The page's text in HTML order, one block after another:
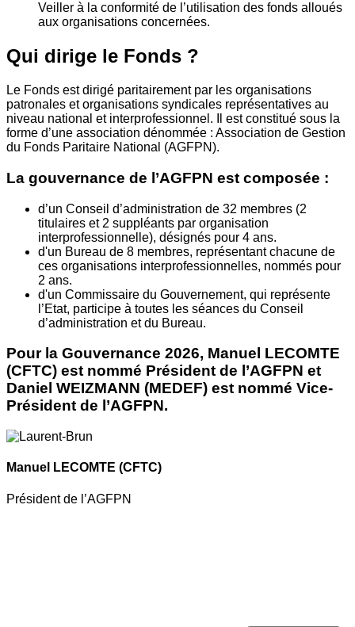
Veiller à la conformité de l’utilisation des fonds alloués
aux organisations concernées.
Qui dirige le Fonds ?
Le Fonds est dirigé paritairement par les organisations
patronales et organisations syndicales représentatives au
niveau national et interprofessionnel. Il est constitué sous la
forme d’une association dénommée : Association de Gestion
du Fonds Paritaire National (AGFPN).
La gouvernance de l’AGFPN est composée :
d’un Conseil d’administration de 32 membres (2
titulaires et 2 suppléants par organisation
interprofessionnelle), désignés pour 4 ans.
d'un Bureau de 8 membres, représentant chacune de
ces organisations interprofessionnelles, nommés pour
2 ans.
d'un Commissaire du Gouvernement, qui représente
l’Etat, participe à toutes les séances du Conseil
d’administration et du Bureau.
Pour la Gouvernance 2026, Manuel LECOMTE
(CFTC) est nommé Président de l’AGFPN et
Daniel WEIZMANN (MEDEF) est nommé Vice-
Président de l’AGFPN.
Manuel LECOMTE (CFTC)
Président de l’AGFPN